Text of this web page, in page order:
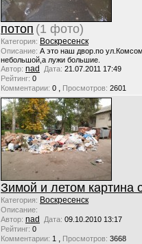
потоп (1 фото)
Категория: Воскресенск
Описание: А это наш двор.по
небольшой,а лужи большие.
Автор: nad Дата: 21.07.2011 17:49
Рейтинг: 0
Комментарии: 0 , Просмотров: 2601
Зимой и летом картина
Категория: Воскресенск
Описание:
Автор: nad Дата: 09.10.2010 13:17
Рейтинг: 0
Комментарии: 1 , Просмотров: 3668